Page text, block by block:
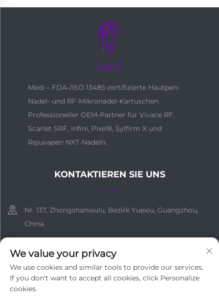
Medi – FDA-/ISO 13485-zertifizierte Hautpen-
Nadel- und RF-Mikronadel-Kartuschen.
Professioneller OEM-Partner für Vivace RF,
Scarlet SRF, Infini, Pixel8, Sylfirm X und
Rejuvapen NXT-Nadeln.
KONTAKTIEREN SIE UNS
Nr. 137, Zhongshanwulu, Bezirk Yuexiu, Guangzhou,
China
[email protected]
We value your privacy
We use cookies and similar tools to provide our services.
If you don't want to accept all cookies, click Personalize
cookies.